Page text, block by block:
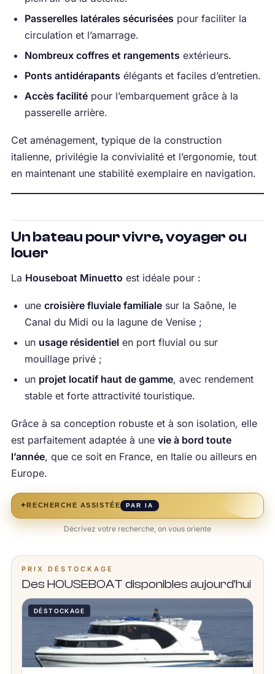
Passerelles latérales sécurisées pour faciliter la
circulation et l’amarrage.
Nombreux coffres et rangements extérieurs.
Ponts antidérapants élégants et faciles d’entretien.
Accès facilitépour l’embarquement grâce à la
passerelle arrière.
Cet aménagement, typique de la construction
italienne, privilégie la convivialité et l’ergonomie, tout
en maintenant une stabilité exemplaire en navigation.
Un bateau pour vivre, voyager ou
louer
La Houseboat Minuetto est idéale pour :
une croisière fluviale familialesur la Saône, le
Canal du Midi ou la lagune de Venise ;
un usage résidentielen port fluvial ou sur
mouillage privé ;
un projet locatif haut de gamme, avec rendement
stable et forte attractivité touristique.
Grâce à sa conception robuste et à son isolation, elle
est parfaitement adaptée à une vie à bord toute
l’année, que ce soit en France, en Italie ou ailleurs en
Europe.
✦RECHERCHE ASSISTÉE PAR IA
Décrivez votre recherche, on vous oriente
PRIX DÉSTOCKAGE
Des HOUSEBOAT disponibles aujourd’hui
DÉSTOCKAGE